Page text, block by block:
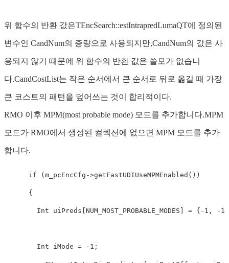
위 함수의 반환 값은TEncSearch::estIntrapredLumaQT에 정의된
변수인 CandNum의 증량으로 사용되지만,CandNum의 값은 사
용되지 않기 때문에 위 함수의 반환 값은 쓸모가 없습니
다.CandCostList는 작은 순서에서 큰 순서로 뒤로 옮길 때 가장
큰 코스트의 패턴을 덮어쓰는 것이 합리적이다.
RMO 이후 MPM(most probable mode) 모드를 추가합니다.MPM
모드가 RMO에서 생성된 컬렉션에 없으면 MPM 모드를 추가
합니다.
if (m_pcEncCfg->getFastUDIUseMPMEnabled())
      {
        Int uiPreds[NUM_MOST_PROBABLE_MODES] = {-
1 , - 1
        Int iMode = -
1 ;